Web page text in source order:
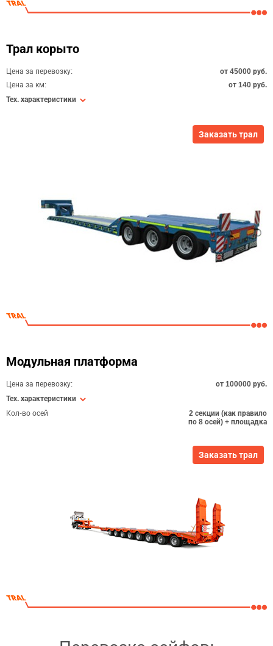
Трал корыто
Цена за перевозку:
от 45000 руб.
Цена за км:
от 140 руб.
Тех. характеристики
Заказать трал
Модульная платформа
Цена за перевозку:
от 100000 руб.
Тех. характеристики
Кол-во осей
2 секции (как правило
по 8 осей) + площадка
Заказать трал